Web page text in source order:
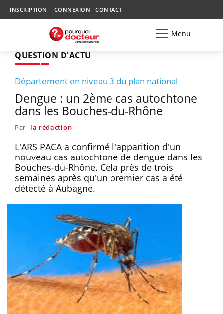
INSCRIPTION CONNEXION CONTACT
Menu
QUESTION D'ACTU
Département en niveau 3 du plan national
Dengue : un 2ème cas autochtone
dans les Bouches-du-Rhône
Par la rédaction
L'ARS PACA a confirmé l'apparition d'un
nouveau cas autochtone de dengue dans les
Bouches-du-Rhône. Cela près de trois
semaines après qu'un premier cas a été
détecté à Aubagne.